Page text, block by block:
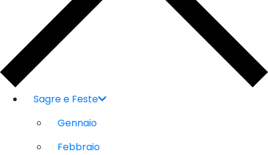
Sagre e Feste
Gennaio
Febbraio